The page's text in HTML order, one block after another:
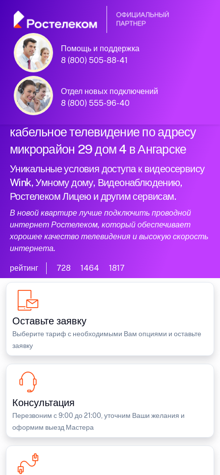
Помощь и поддержка
8 (800) 505-88-41
Отдел новых подключений
8 (800) 555-96-40
Официальный
партнер Ростелеком
Подключили новый интернет и
кабельное телевидение по адресу
микрорайон 29 дом 4 в Ангарске
Уникальные условия доступа к видеосервису
Wink, Умному дому, Видеонаблюдению,
Ростелеком Лицею и другим сервисам.
В новой квартире лучше подключить проводной
интернет Ростелеком, который обеспечивает
хорошее качество телевидения и высокую скорость
интернета.
рейтинг 728 1464 1817
Оставьте заявку
Выберите тариф с необходимыми Вам опциями и оставьте
заявку
Консультация
Перезвоним с 9:00 до 21:00, уточним Ваши желания и
оформим выезд Мастера